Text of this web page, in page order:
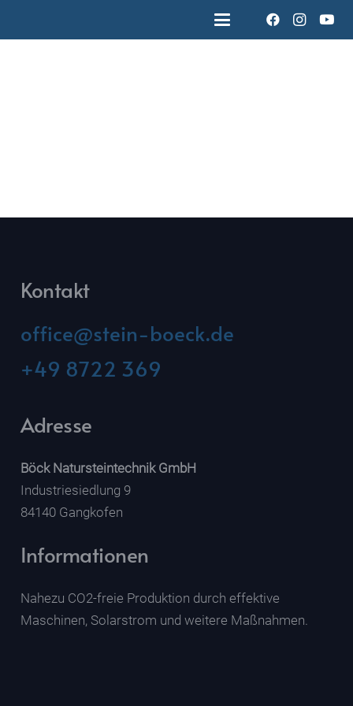
Kontakt
office@stein-boeck.de
+49 8722 369
Adresse
Böck Natursteintechnik GmbH
Industriesiedlung 9
84140 Gangkofen
Informationen
Nahezu CO2-freie Produktion durch effektive
Maschinen, Solarstrom und weitere Maßnahmen.